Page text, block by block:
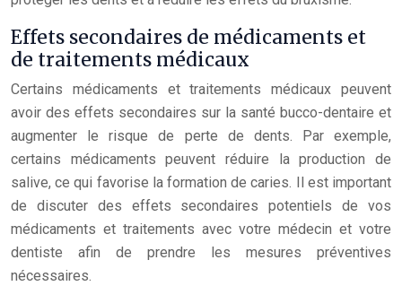
Effets secondaires de médicaments et
de traitements médicaux
Certains médicaments et traitements médicaux peuvent
avoir des effets secondaires sur la santé bucco-dentaire et
augmenter le risque de perte de dents. Par exemple,
certains médicaments peuvent réduire la production de
salive, ce qui favorise la formation de caries. Il est important
de discuter des effets secondaires potentiels de vos
médicaments et traitements avec votre médecin et votre
dentiste afin de prendre les mesures préventives
nécessaires.